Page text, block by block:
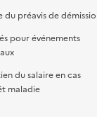
du préavis de
pour événements
du salaire en cas
maladie